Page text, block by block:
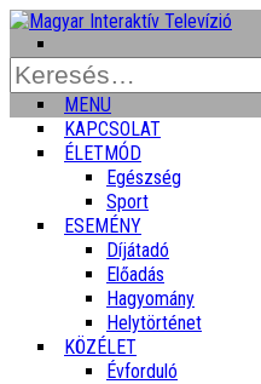
Keresés:
MENU
KAPCSOLAT
ÉLETMÓD
Egészség
Sport
ESEMÉNY
Díjátadó
Előadás
Hagyomány
Helytörténet
KÖZÉLET
Évforduló